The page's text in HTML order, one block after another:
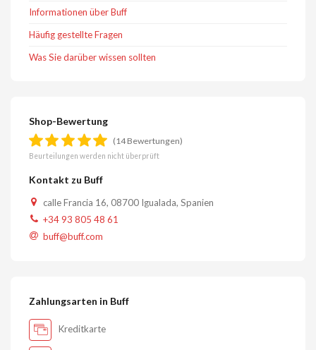
Informationen über Buff
Häufig gestellte Fragen
Was Sie darüber wissen sollten
Shop-Bewertung
(14 Bewertungen)
Beurteilungen werden nicht überprüft
Kontakt zu Buff
calle Francia 16, 08700 Igualada, Spanien
+34 93 805 48 61
buff@buff.com
Zahlungsarten in Buff
Kreditkarte